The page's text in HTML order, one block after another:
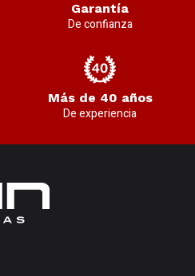
Garantía
De confianza
Más de 40 años
De experiencia